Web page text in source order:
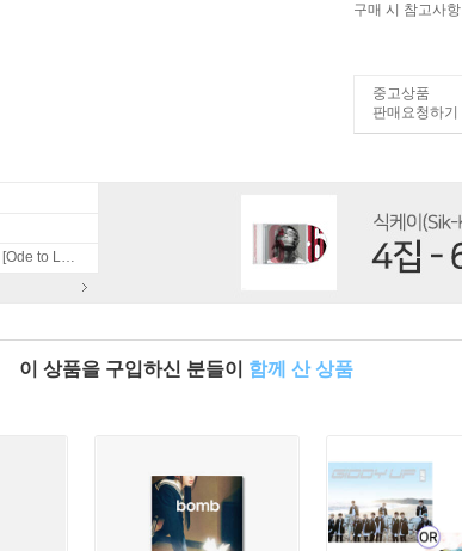
구매 시 참고사항
중고상품
판매요청하기
엔시티 위시 (NCT WISH) [Ode to Love]
이 상품을 구입하신 분들이 함께 산 상품